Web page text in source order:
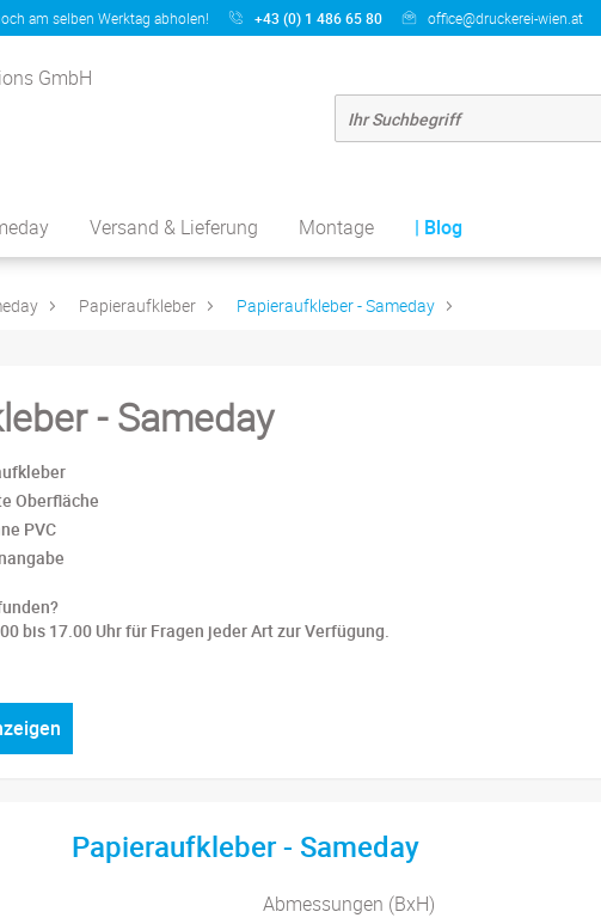
am selben Werktag abholen! +43 (0) 1 486 65 80 office@druckerei-wien.at
Versand & Lieferung Montage | Blog
Papieraufkleber Papieraufkleber - Sameday
- Sameday
Oberfläche
PVC
bis 17.00 Uhr für Fragen jeder Art zur Verfügung.
Papieraufkleber - Sameday
Abmessungen (BxH)